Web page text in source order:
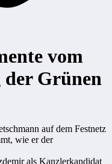
vom
Grünen
auf dem Festnetz
wie er der
als Kanzlerkandidat